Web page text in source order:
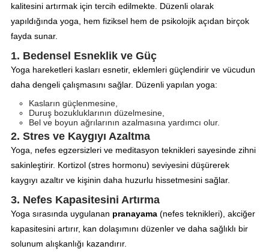
kalitesini artırmak için tercih edilmekte. Düzenli olarak
yapıldığında yoga, hem fiziksel hem de psikolojik açıdan birçok
fayda sunar.
1. Bedensel Esneklik ve Güç
Yoga hareketleri kasları esnetir, eklemleri güçlendirir ve vücudun
daha dengeli çalışmasını sağlar. Düzenli yapılan yoga:
Kasların güçlenmesine,
Duruş bozukluklarının düzelmesine,
Bel ve boyun ağrılarının azalmasına yardımcı olur.
2. Stres ve Kaygıyı Azaltma
Yoga, nefes egzersizleri ve meditasyon teknikleri sayesinde zihni
sakinleştirir. Kortizol (stres hormonu) seviyesini düşürerek
kaygıyı azaltır ve kişinin daha huzurlu hissetmesini sağlar.
3. Nefes Kapasitesini Artırma
Yoga sırasında uygulanan pranayama(nefes teknikleri), akciğer
kapasitesini artırır, kan dolaşımını düzenler ve daha sağlıklı bir
solunum alışkanlığı kazandırır.